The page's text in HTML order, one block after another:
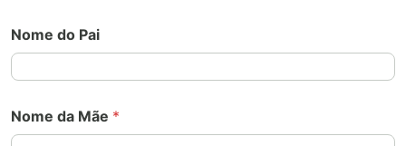
Nome do Pai
Nome da Mãe *